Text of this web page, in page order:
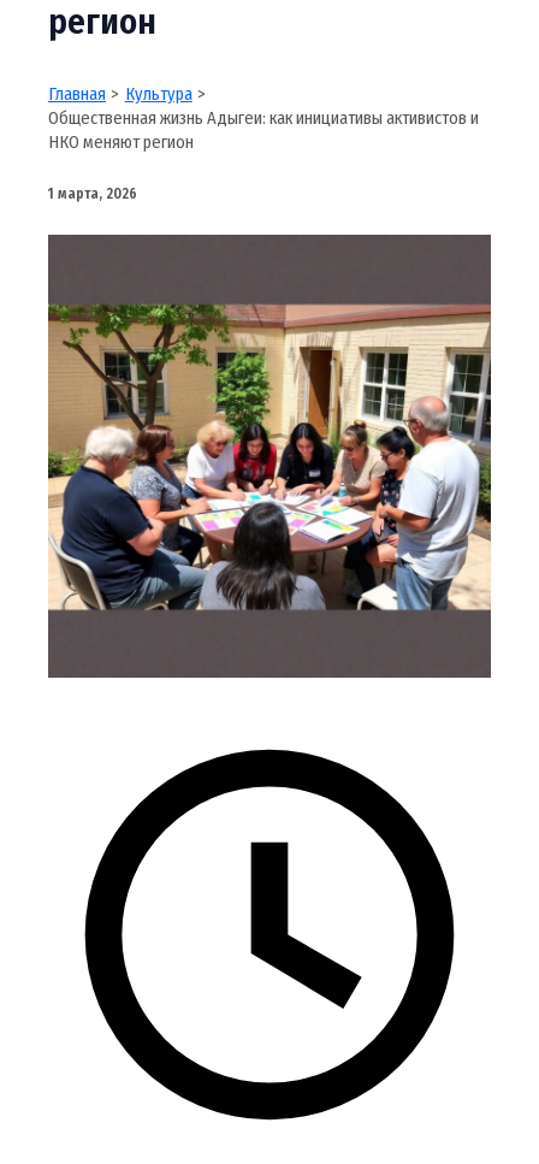
регион
Главная
Культура
Общественная жизнь Адыгеи: как инициативы активистов и
НКО меняют регион
1 марта, 2026